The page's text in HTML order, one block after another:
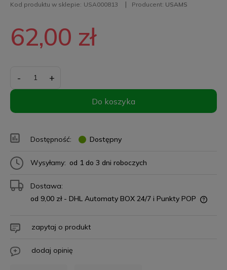
Kod produktu w sklepie: USA000813 Producent: USAMS
62,00 zł
- +
Do koszyka
Dostępność: Dostępny
Wysyłamy: od 1 do 3 dni roboczych
Dostawa:
od 9,00 zł - DHL Automaty BOX 24/7 i Punkty POP
zapytaj o produkt
dodaj opinię